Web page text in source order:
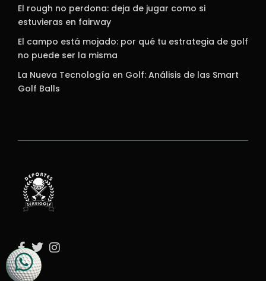
El rough no perdona: deja de jugar como si
estuvieras en fairway
El campo está mojado: por qué tu estrategia de golf
no puede ser la misma
La Nueva Tecnología en Golf: Análisis de las Smart
Golf Balls